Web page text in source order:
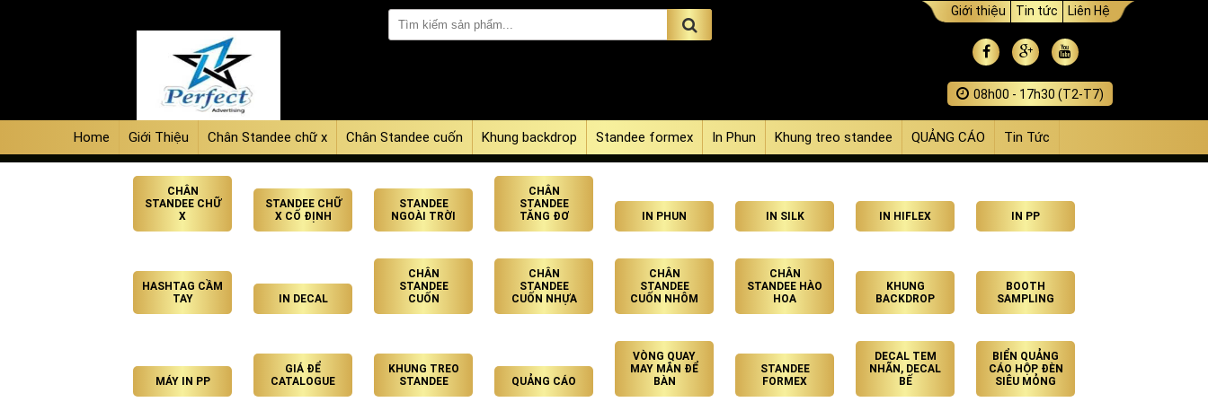
Giới thiệu Tin tức Liên Hệ
08h00 - 17h30 (T2-T7)
Home Giới Thiệu Chân Standee chữ x Chân Standee cuốn Khung backdrop Standee formex In Phun Khung treo standee QUẢNG CÁO Tin Tức
CHÂN
STANDEE CHỮ
X
STANDEE CHỮ
X CỐ ĐỊNH
STANDEE
NGOÀI TRỜI
CHÂN
STANDEE
TĂNG ĐƠ
IN PHUN IN SILK IN HIFLEX IN PP
HASHTAG CẦM
TAY
IN DECAL
CHÂN
STANDEE
CUỐN
CHÂN
STANDEE
CUỐN NHỰA
CHÂN
STANDEE
CUỐN NHÔM
CHÂN
STANDEE HÀO
HOA
KHUNG
BACKDROP
BOOTH
SAMPLING
MÁY IN PP
GIÁ ĐỂ
CATALOGUE
KHUNG TREO
STANDEE
QUẢNG CÁO
VÒNG QUAY
MAY MẮN ĐỂ
BÀN
STANDEE
FORMEX
DECAL TEM
NHÃN, DECAL
BẾ
BIỂN QUẢNG
CÁO HỘP ĐÈN
SIÊU MỎNG